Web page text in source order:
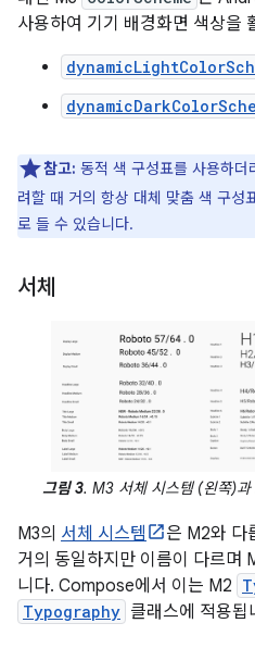
사용하여 기기 배경화면 색상을
참고: 동적 색 구성표를 사용하
려할 때 거의 항상 대체 맞춤 색 구성
로 들 수 있습니다.
서체
그림 3. M3 서체 시스템 (왼쪽)
M3의 서체 시스템
은 M2와 다
거의 동일하지만 이름이 다르며
니다. Compose에서 이는 M2
Typography 클래스에 적용됩